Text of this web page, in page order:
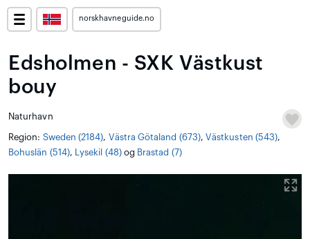
norskhavneguide.no
Edsholmen - SXK Västkust
bouy
Naturhavn
Region: Sweden (2184), Västra Götaland (673),Västkusten (543),
Bohuslän (514), Lysekil (48)og Brastad (7)